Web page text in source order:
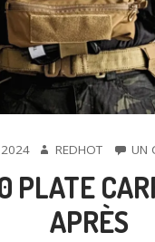
2024 AUTEUR
REDHOT UN
PLATE
APRÈS